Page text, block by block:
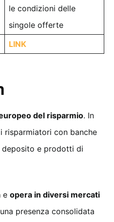
le condizioni delle
singole offerte
LINK
del risparmio. In
con banche
e prodotti di
e opera in diversi mercati
presenza consolidata